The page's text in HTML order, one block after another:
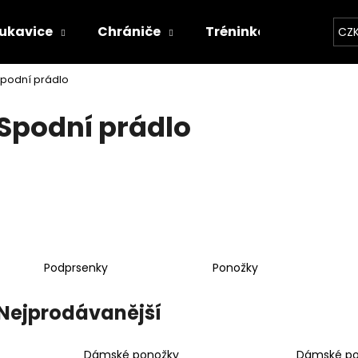
Chrániče Tréninkové vybavení
prádlo
prádlo
Podprsenky Ponožky
Co potřebujete najít?